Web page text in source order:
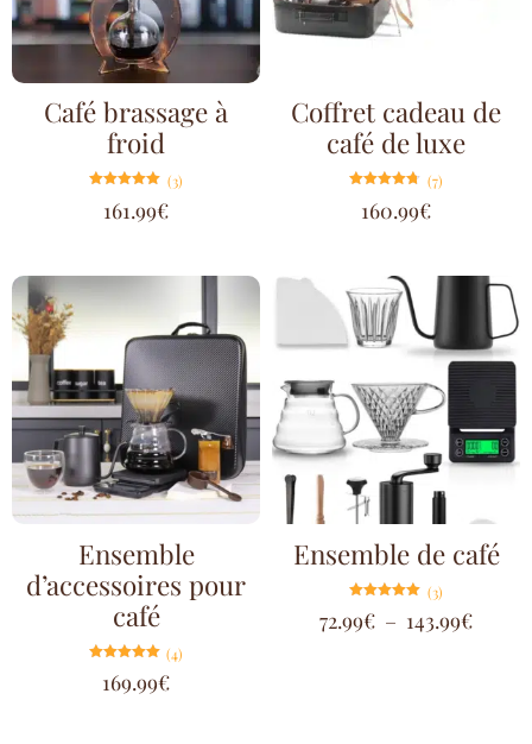
Café brassage à
froid
5.00
sur 5
(3)
161.99€
Coffret cadeau de
café de luxe
4.71
sur 5
(7)
160.99€
Ensemble
d’accessoires pour
café
5.00
sur 5
(4)
169.99€
Ensemble de café
5.00
sur 5
(3)
72.99€ – 143.99€